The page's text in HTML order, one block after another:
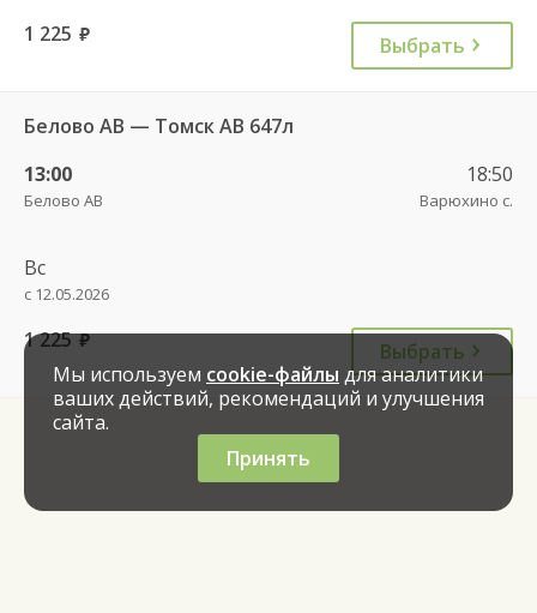
1 225 руб. Выбрать
Белово АВ — Томск АВ 647л
13:00
Белово АВ
18:50
Варюхино с.
Вс
с 12.05.2026
1 225 руб.
Выбрать
Мы используем cookie-файлы для аналитики
ваших действий, рекомендаций и улучшения
сайта.
Принять